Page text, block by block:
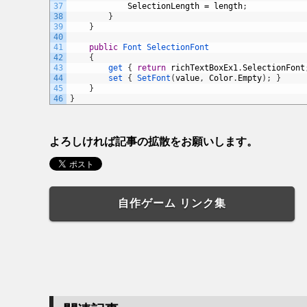
37
38
39
40
41
42
43
44
45
46
SelectionLength = length;
}
}
public Font SelectionFont
{
get
{ return richTextBoxEx1.SelectionFont
set
{ SetFont (value, Color. Empty) ;
}
}
}
よろしければ記事の拡散をお願いします。
自作ゲーム リンク集